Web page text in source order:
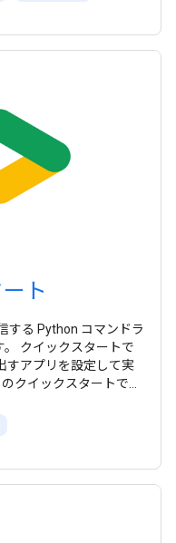
ト
する Python コマンドラ
クイックスタートで
すアプリを設定して実
クイックスタートで
クセス認証情報を選択